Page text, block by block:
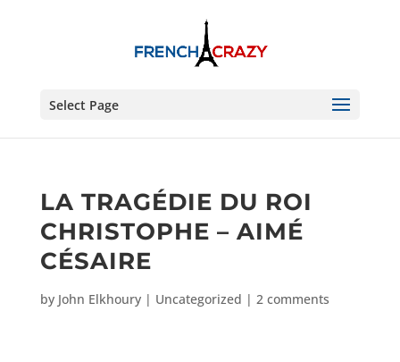
Select Page
LA TRAGÉDIE DU ROI
CHRISTOPHE – AIMÉ
CÉSAIRE
by John Elkhoury| Uncategorized | 2 comments